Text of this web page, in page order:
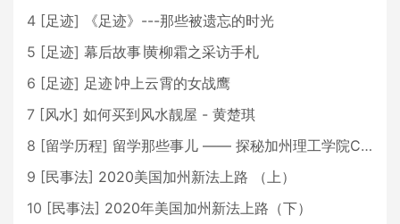
4 [足迹]
《足迹》---那些被遗忘的时光
5 [足迹] 幕后故事∣黄柳霜之采访手札
6 [足迹] 足迹∣冲上云霄的女战鹰
7 [风水] 如何买到风水靓屋 - 黄楚琪
8 [留学历程] 留学那些事儿 —— 探秘加州理工学院Caltech博士生活 [上集]
9 [民事法] 2020美国加州新法上路 （上）
10 [民事法] 2020年美国加州新法上路（下）